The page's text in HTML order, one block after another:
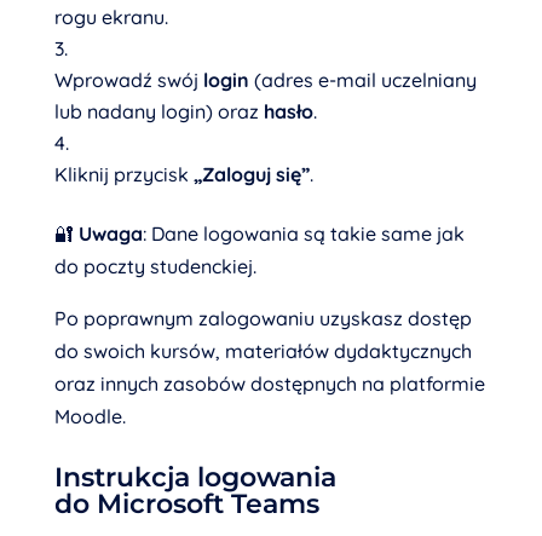
rogu ekranu.
Wprowadź swój login (adres e-mail uczelniany
lub nadany login) oraz hasło.
Kliknij przycisk „Zaloguj się”.
🔐 Uwaga: Dane logowania są takie same jak
do poczty studenckiej.
Po poprawnym zalogowaniu uzyskasz dostęp
do swoich kursów, materiałów dydaktycznych
oraz innych zasobów dostępnych na platformie
Moodle.
Instrukcja logowania
do Microsoft Teams